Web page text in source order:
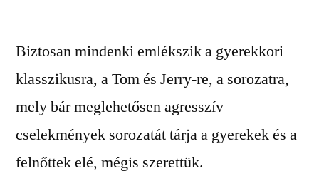
Biztosan mindenki emlékszik a gyerekkori
klasszikusra, a Tom és Jerry-re, a sorozatra,
mely bár meglehetősen agresszív
cselekmények sorozatát tárja a gyerekek és a
felnőttek elé, mégis szerettük.